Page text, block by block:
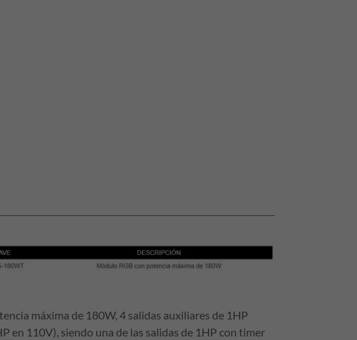
máxima de 180W, 4 salidas auxiliares de 1HP
en 110V), siendo una de las salidas de 1HP con timer